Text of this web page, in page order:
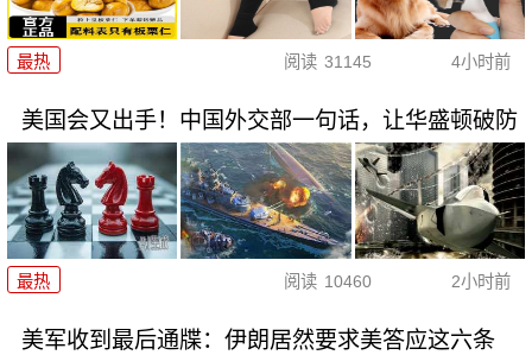
最热 阅读 31145 4小时前
美国会又出手！中国外交部一句话，让华盛顿破防
最热 阅读 10460 2小时前
美军收到最后通牒：伊朗居然要求美答应这六条